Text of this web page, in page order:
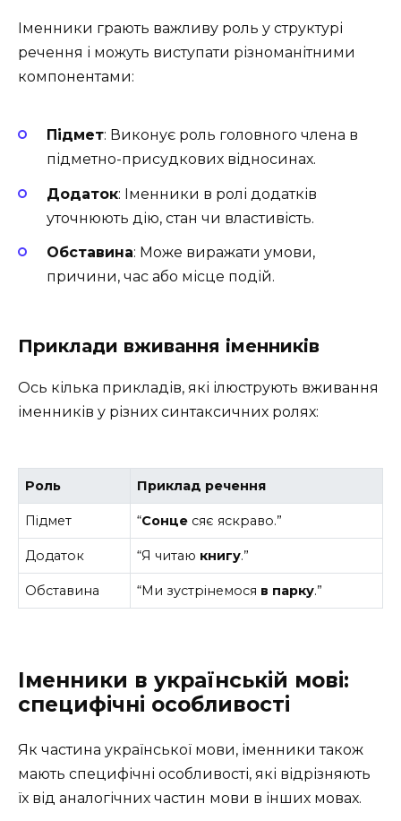
Іменники грають важливу роль у структурі
речення і можуть виступати різноманітними
компонентами:
Підмет: Виконує роль головного члена в
підметно-присудкових відносинах.
Додаток: Іменники в ролі додатків
уточнюють дію, стан чи властивість.
Обставина: Може виражати умови,
причини, час або місце подій.
Приклади вживання іменників
Ось кілька прикладів, які ілюструють вживання
іменників у різних синтаксичних ролях:
Роль Приклад речення
Підмет “Сонце сяє яскраво.”
Додаток “Я читаю книгу.”
Обставина “Ми зустрінемося в парку.”
Іменники в українській мові:
специфічні особливості
Як частина української мови, іменники також
мають специфічні особливості, які відрізняють
їх від аналогічних частин мови в інших мовах.